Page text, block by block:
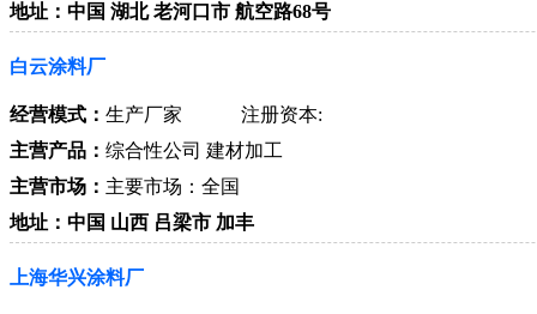
地址：中国 湖北 老河口市 航空路68号
白云涂料厂
经营模式： 生产厂家
注册资本:
主营产品： 综合性公司 建材加工
主营市场： 主要市场：全国
地址：中国 山西 吕梁市 加丰
上海华兴涂料厂